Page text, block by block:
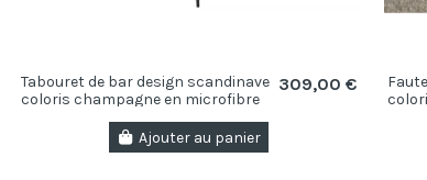
Tabouret de bar design scandinave
coloris champagne en microfibre
309,00 €
Ajouter au panier